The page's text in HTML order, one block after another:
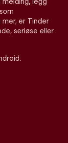
mer, er Tinder
seriøse eller